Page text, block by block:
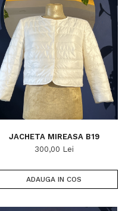
JACHETA MIREASA B19
300,00 Lei
ADAUGA IN COS